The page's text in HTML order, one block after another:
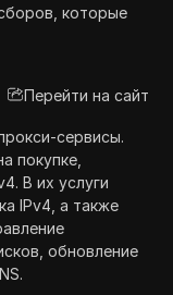
которые
Перейти на сайт
сервисы.
покупке,
В их услуги
IPv4, а также
обновление